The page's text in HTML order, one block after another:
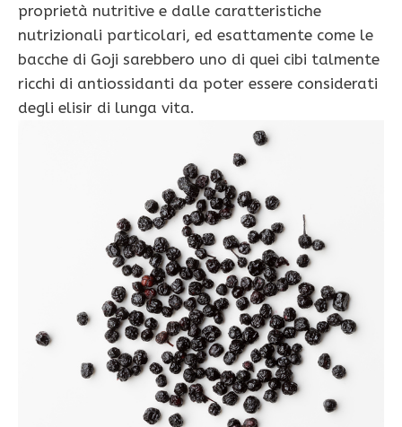
proprietà nutritive e dalle caratteristiche
nutrizionali particolari, ed esattamente come le
bacche di Goji sarebbero uno di quei cibi talmente
ricchi di antiossidanti da poter essere considerati
degli elisir di lunga vita.